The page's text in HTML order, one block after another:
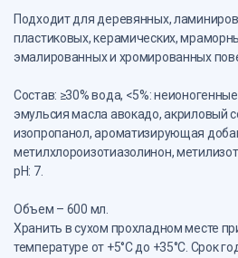
Подходит для деревянных,
пластиковых, керамических,
эмалированных и хромированных
Состав: ≥30% вода, <5%:
эмульсия масла авокадо, акриловый
изопропанол, ароматизирующая
метилхлороизотиазолинон,
рН: 7.
Объем – 600 мл.
Хранить в сухом прохладном месте
температуре от +5°С до +35°С. Срок